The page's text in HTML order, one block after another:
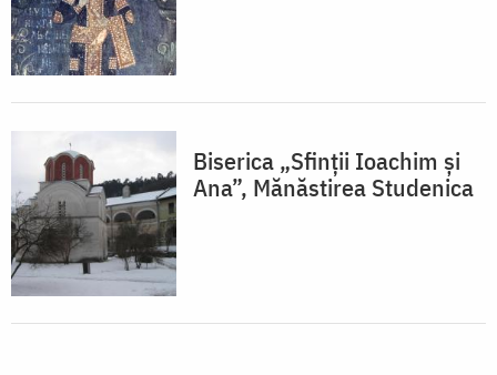
Biserica „Sfinții Ioachim și
Ana”, Mănăstirea Studenica